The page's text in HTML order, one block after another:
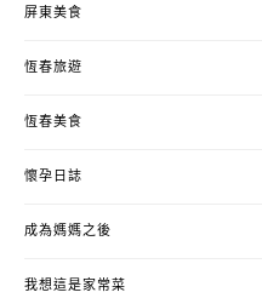
屏東美食
恆春旅遊
恆春美食
懷孕日誌
成為媽媽之後
我想這是家常菜